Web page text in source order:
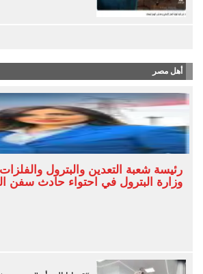
أهل مصر
رئيسة شعبة التعدين والبترول
وزارة البترول في احتواء حادث سفن